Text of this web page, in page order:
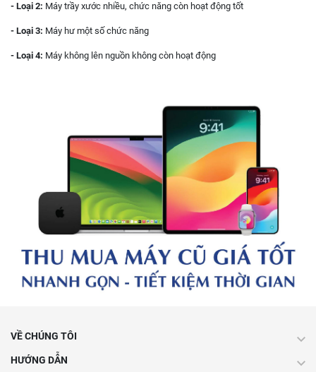
- Loại 2: Máy trầy xước nhiều, chức năng còn hoạt động tốt
- Loại 3: Máy hư một số chức năng
- Loại 4: Máy không lên nguồn không còn hoạt động
VỀ CHÚNG TÔI
HƯỚNG DẪN